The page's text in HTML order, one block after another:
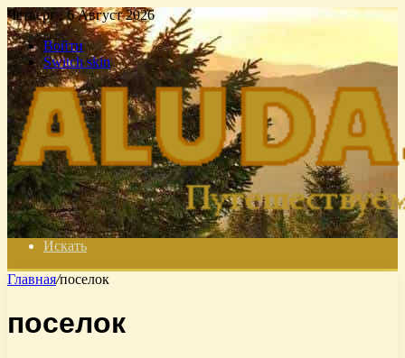
Четверг , 6 Август 2026
Войти
Switch skin
Искать
Главная/поселок
поселок